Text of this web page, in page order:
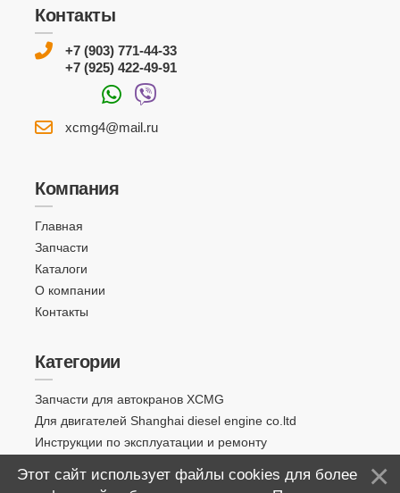
Контакты
+7 (903) 771-44-33
+7 (925) 422-49-91
xcmg4@mail.ru
Компания
Главная
Запчасти
Каталоги
О компании
Контакты
Категории
Запчасти для автокранов XCMG
Для двигателей Shanghai diesel engine co.ltd
Инструкции по эксплуатации и ремонту
Этот сайт использует файлы cookies для более